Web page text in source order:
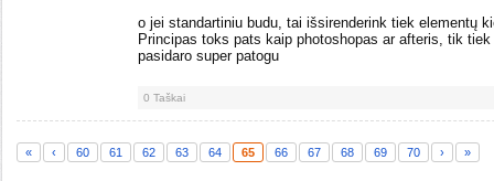
o jei standartiniu budu, tai išsirenderink tiek elementų
Principas toks pats kaip photoshopas ar afteris, tik
pasidaro super patogu
0 Taškai
« ‹ 60 61 62 63 64 65 66 67 68 69 70 › »